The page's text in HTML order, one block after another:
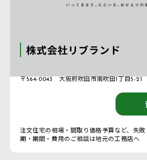
株式会社リブランド
〒564-0043 大阪府吹田市南吹田1丁目5-21
注文住宅の相場・間取り価格予算など、失
期・期間・費用のご相談は地元の工務店へ